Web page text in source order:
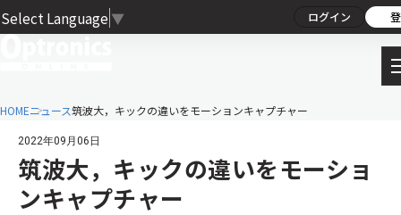
Select Language ▼ ログイン
HOMEニュース筑波大，キックの違いをモーションキャプチャー
2022年09月06日
筑波大，キックの違いをモーショ
ンキャプチャー